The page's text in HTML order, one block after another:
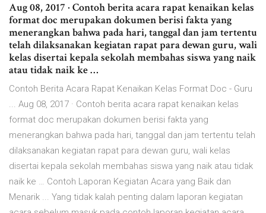
Aug 08, 2017 · Contoh berita acara rapat kenaikan kelas
format doc merupakan dokumen berisi fakta yang
menerangkan bahwa pada hari, tanggal dan jam tertentu
telah dilaksanakan kegiatan rapat para dewan guru, wali
kelas disertai kepala sekolah membahas siswa yang naik
atau tidak naik ke …
Contoh Berita Acara Rapat Kenaikan Kelas Format Doc - Guru
... Aug 08, 2017 · Contoh berita acara rapat kenaikan kelas
format doc merupakan dokumen berisi fakta yang
menerangkan bahwa pada hari, tanggal dan jam tertentu telah
dilaksanakan kegiatan rapat para dewan guru, wali kelas
disertai kepala sekolah membahas siswa yang naik atau tidak
naik ke … Contoh Laporan Kegiatan Acara yang Baik dan
Menarik ... Yang tidak kalah penting dalam laporan kegiatan